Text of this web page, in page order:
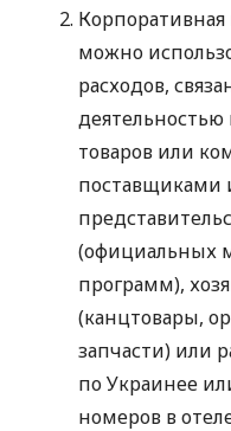
Корпоративная
можно
расходов,
деятельностью
товаров или
поставщиками
(официальных
программ),
(канцтовары,
запчасти) или
по Украинее
номеров в